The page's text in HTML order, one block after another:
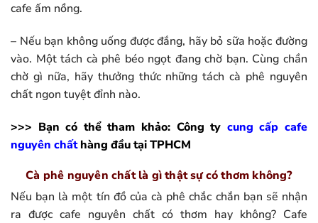
cafe ấm nồng.
– Nếu bạn không uống được đắng, hãy bỏ sữa hoặc đường
vào. Một tách cà phê béo ngọt đang chờ bạn. Cùng chần
chờ gì nữa, hãy thưởng thức những tách cà phê nguyên
chất ngon tuyệt đỉnh nào.
>>> Bạn có thể tham khảo: Công ty cung cấp cafe
nguyên chấthàng đầu tại TPHCM
Cà phê nguyên chất là gì thật sự có thơm không?
Nếu bạn là một tín đồ của cà phê chắc chắn bạn sẽ nhận
ra được cafe nguyên chất có thơm hay không? Cafe